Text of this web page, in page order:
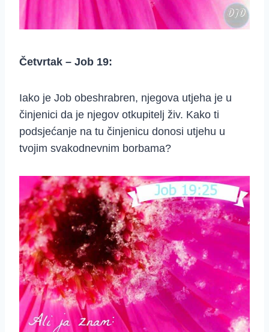
Četvrtak – Job 19:
Iako je Job obeshrabren, njegova utjeha je u
činjenici da je njegov otkupitelj živ. Kako ti
podsjećanje na tu činjenicu donosi utjehu u
tvojim svakodnevnim borbama?